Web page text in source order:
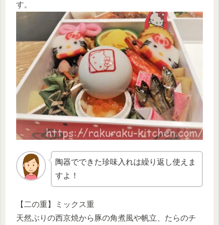
す。
陶器でできた珍味入れは繰り返し使えま
すよ！
【二の重】ミックス重
天然ぶりの西京焼から豚の角煮風や帆立、たらのチ